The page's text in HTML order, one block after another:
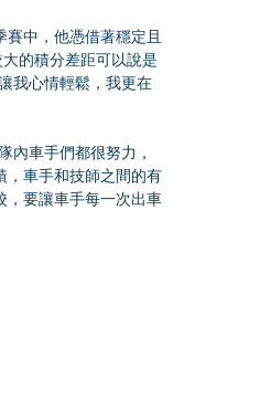
中，他憑借著穩定且
的積分差距可以說是
我心情輕鬆，我更在
內車手們都很努力，
，車手和技師之間的有
，要讓車手每一次出車